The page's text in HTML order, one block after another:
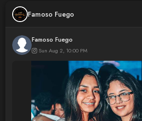
Famoso Fuego
Famoso Fuego
Sun Aug 2, 10:00 PM